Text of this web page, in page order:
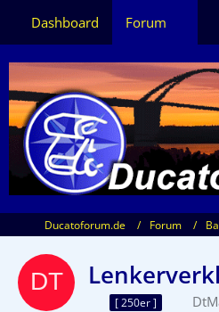
Dashboard Forum
Ducatoforum.de Forum
[ 250er ]